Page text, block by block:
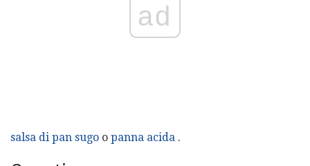
ad
salsa di pan sugo o panna acida .